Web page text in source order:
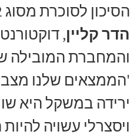
הסיכון לסוכרת מסוג 2.
הדר קליין
והמחברת
'הממצאים שלנו
ירידה במשקל היא
ויסצרלי עשויה